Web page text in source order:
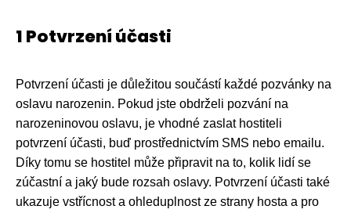
1 Potvrzení účasti
Potvrzení účasti je důležitou součástí každé pozvánky na
oslavu narozenin. Pokud jste obdrželi pozvání na
narozeninovou oslavu, je vhodné zaslat hostiteli
potvrzení účasti, buď prostřednictvím SMS nebo emailu.
Díky tomu se hostitel může připravit na to, kolik lidí se
zúčastní a jaký bude rozsah oslavy. Potvrzení účasti také
ukazuje vstřícnost a ohleduplnost ze strany hosta a pro